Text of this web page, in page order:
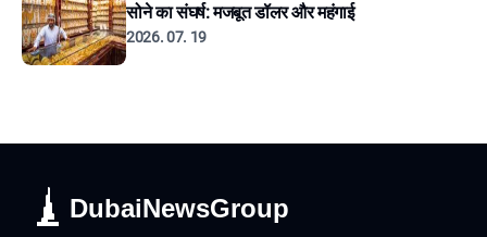
सोने का संघर्ष: मजबूत डॉलर और महंगाई
2026. 07. 19
DubaiNewsGroup